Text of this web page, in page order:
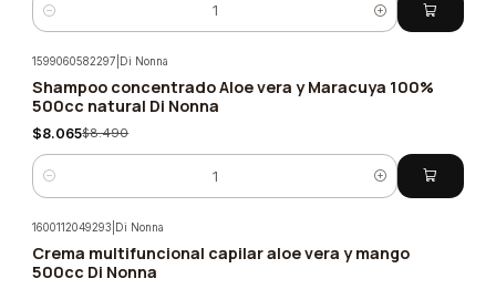
Cantidad
-5%
1599060582297 Di Nonna
Shampoo concentrado Aloe vera y Maracuya 100%
500cc natural Di Nonna
$8.065$8.490
Cantidad
-5%
1600112049293 Di Nonna
Crema multifuncional capilar aloe vera y mango
500cc Di Nonna